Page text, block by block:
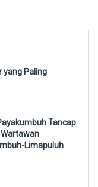
yang Paling
Tancap
Limapuluh